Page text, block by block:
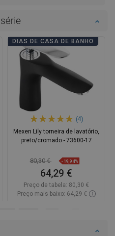
DIAS DE CASA DE BANHO
(4)
Mexen Lily torneira de lavatório,
preto/cromado - 73600-17
80,30 € -19,94%
64,29 €
Preço de tabela: 80,30 €
Preço mais baixo: 64,29 €